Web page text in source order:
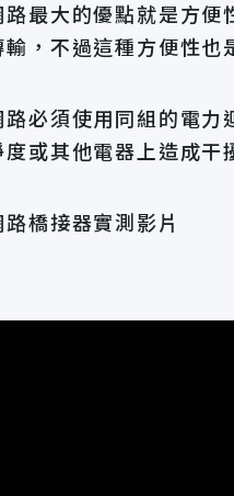
路最大的優點就是方
，不過這種方便性也
路必須使用同組的電
度或其他電器上造成干
橋接器實測影片